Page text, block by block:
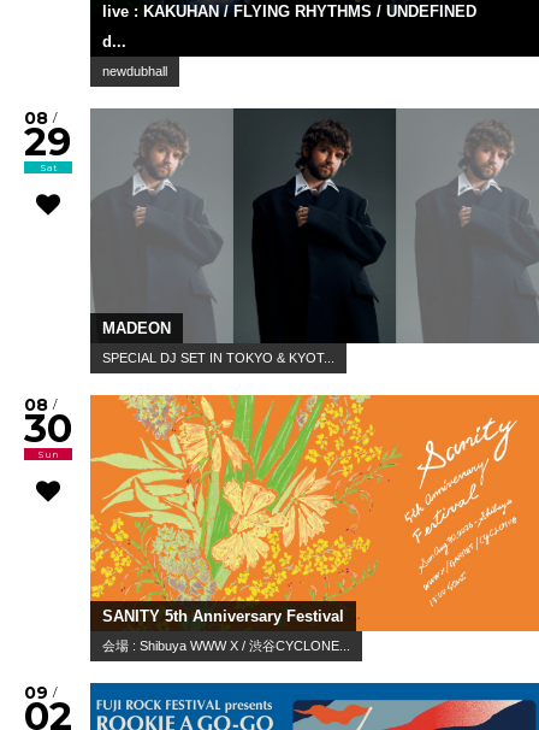
live : KAKUHAN / FLYING RHYTHMS / UNDEFINED
d...
newdubhall
08 /
29
Sat
MADEON
SPECIAL DJ SET IN TOKYO & KYOT...
08 /
30
Sun
SANITY 5th Anniversary Festival
会場 : Shibuya WWW X / 渋谷CYCLONE...
09 /
02